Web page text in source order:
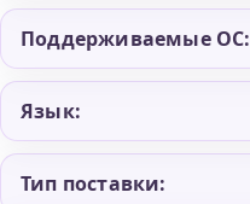
Поддерживаемые ОС:
Язык:
Тип поставки: